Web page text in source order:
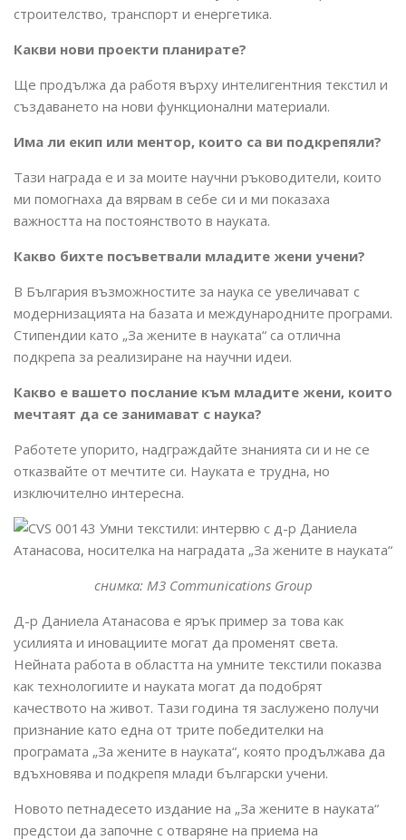
строителство, транспорт и енергетика.
Какви нови проекти планирате?
Ще продължа да работя върху интелигентния текстил и
създаването на нови функционални материали.
Има ли екип или ментор, които са ви подкрепяли?
Тази награда е и за моите научни ръководители, които
ми помогнаха да вярвам в себе си и ми показаха
важността на постоянството в науката.
Какво бихте посъветвали младите жени учени?
В България възможностите за наука се увеличават с
модернизацията на базата и международните програми.
Стипендии като „За жените в науката“ са отлична
подкрепа за реализиране на научни идеи.
Какво е вашето послание към младите жени, които
мечтаят да се занимават с наука?
Работете упорито, надграждайте знанията си и не се
отказвайте от мечтите си. Науката е трудна, но
изключително интересна.
снимка: M3 Communications Group
Д-р Даниела Атанасова е ярък пример за това как
усилията и иновациите могат да променят света.
Нейната работа в областта на умните текстили показва
как технологиите и науката могат да подобрят
качеството на живот. Тази година тя заслужено получи
признание като една от трите победителки на
програмата „За жените в науката“, която продължава да
вдъхновява и подкрепя млади български учени.
Новото петнадесето издание на „За жените в науката“
предстои да започне с отваряне на приема на